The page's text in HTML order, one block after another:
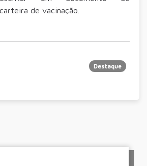
de vacinação.
Destaque